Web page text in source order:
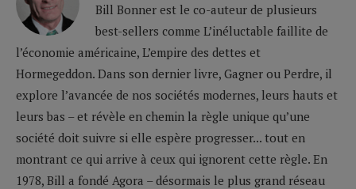
Bill Bonner est le co-auteur de plusieurs
best-sellers comme L’inéluctable faillite de
l’économie américaine, L’empire des dettes et
Hormegeddon. Dans son dernier livre, Gagner ou Perdre, il
explore l’avancée de nos sociétés modernes, leurs hauts et
leurs bas – et révèle en chemin la règle unique qu’une
société doit suivre si elle espère progresser... tout en
montrant ce qui arrive à ceux qui ignorent cette règle. En
1978, Bill a fondé Agora – désormais le plus grand réseau